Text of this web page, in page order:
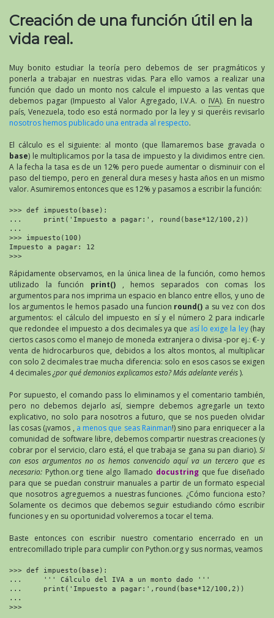
Creación de una función útil en la
vida real.
Muy bonito estudiar la teoría pero debemos de ser pragmáticos y
ponerla a trabajar en nuestras vidas. Para ello vamos a realizar una
función que dado un monto nos calcule el impuesto a las ventas que
debemos pagar (Impuesto al Valor Agregado, I.V.A. o IVA). En nuestro
país, Venezuela, todo eso está normado por la ley y si queréis revisarlo
nosotros hemos publicado una entrada al respecto.
El cálculo es el siguiente: al monto (que llamaremos base gravada o
base) le multiplicamos por la tasa de impuesto y la dividimos entre cien.
A la fecha la tasa es de un 12% pero puede aumentar o disminuir con el
paso del tiempo, pero en general dura meses y hasta años en un mismo
valor. Asumiremos entonces que es 12% y pasamos a escribir la función:
>>> def impuesto(base):
...     print('Impuesto a pagar:', round(base*12/100,2))
...
>>> impuesto(100)
Impuesto a pagar: 12
>>>
Rápidamente observamos, en la única linea de la función, como hemos
utilizado la función print() , hemos separados con comas los
argumentos para nos imprima un espacio en blanco entre ellos, y uno de
los argumentos le hemos pasado una funcion round() a su vez con dos
argumentos: el cálculo del impuesto en sí y el número 2 para indicarle
que redondee el impuesto a dos decimales ya que así lo exige la ley(hay
ciertos casos como el manejo de moneda extranjera o divisa -por ej.: €- y
venta de hidrocarburos que, debidos a los altos montos, al multiplicar
con solo 2 decimales trae mucha diferencia: solo en esos casos se exigen
4 decimales¿por qué demonios explicamos esto? Más adelante veréis).
Por supuesto, el comando pass lo eliminamos y el comentario también,
pero no debemos dejarlo así, siempre debemos agregarle un texto
explicativo, no solo para nosotros a futuro, que se nos pueden olvidar
las cosas (¡vamos , a menos que seas Rainman!) sino para enriquecer a la
comunidad de software libre, debemos compartir nuestras creaciones (y
cobrar por el servicio, claro está, el que trabaja se gana su pan diario). Si
con esos argumentos no os hemos convencido aquí va un tercero que es
necesario: Python.org tiene algo llamado docustringque fue diseñado
para que se puedan construir manuales a partir de un formato especial
que nosotros agreguemos a nuestras funciones. ¿Cómo funciona esto?
Solamente os decimos que debemos seguir estudiando cómo escribir
funciones y en su oportunidad volveremos a tocar el tema.
Baste entonces con escribir nuestro comentario encerrado en un
entrecomillado triple para cumplir con Python.org y sus normas, veamos
>>> def impuesto(base):
...     ''' Cálculo del IVA a un monto dado '''
...     print('Impuesto a pagar:',round(base*12/100,2))
...
>>>